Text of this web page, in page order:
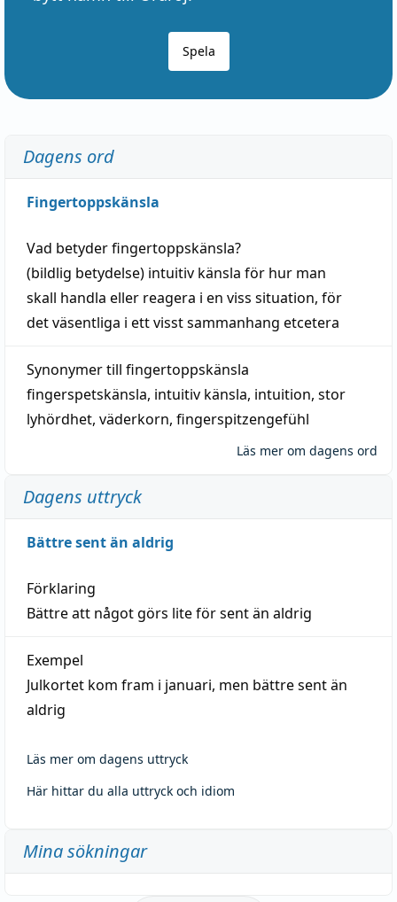
Spela
Dagens ord
Fingertoppskänsla
Vad betyderfingertoppskänsla?
(bildlig betydelse) intuitiv känsla för hur man
skall handla eller reagera i en viss situation, för
det väsentliga i ett visstsammanhang etcetera
Synonymer till fingertoppskänsla
fingerspetskänsla, intuitiv känsla, intuition, stor
lyhördhet, väderkorn, fingerspitzengefühl
Läs mer om dagens ord
Dagens uttryck
Bättre sent än aldrig
Förklaring
Bättre att något görs lite för sent än aldrig
Exempel
Julkortet kom fram i januari, men bättre sent än
aldrig
Läs mer om dagens uttryck
Här hittar du alla uttryck och idiom
Mina sökningar